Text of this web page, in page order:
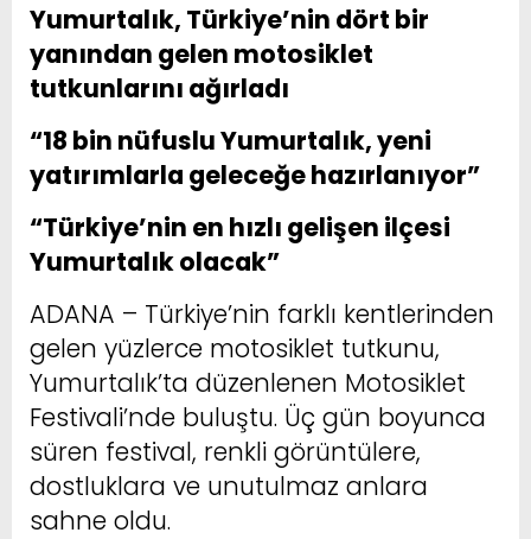
Yumurtalık, Türkiye’nin dört bir
yanından gelen motosiklet
tutkunlarını ağırladı
“18 bin nüfuslu Yumurtalık, yeni
yatırımlarla geleceğe hazırlanıyor”
“Türkiye’nin en hızlı gelişen ilçesi
Yumurtalık olacak”
ADANA – Türkiye’nin farklı kentlerinden
gelen yüzlerce motosiklet tutkunu,
Yumurtalık’ta düzenlenen Motosiklet
Festivali’nde buluştu. Üç gün boyunca
süren festival, renkli görüntülere,
dostluklara ve unutulmaz anlara
sahne oldu.